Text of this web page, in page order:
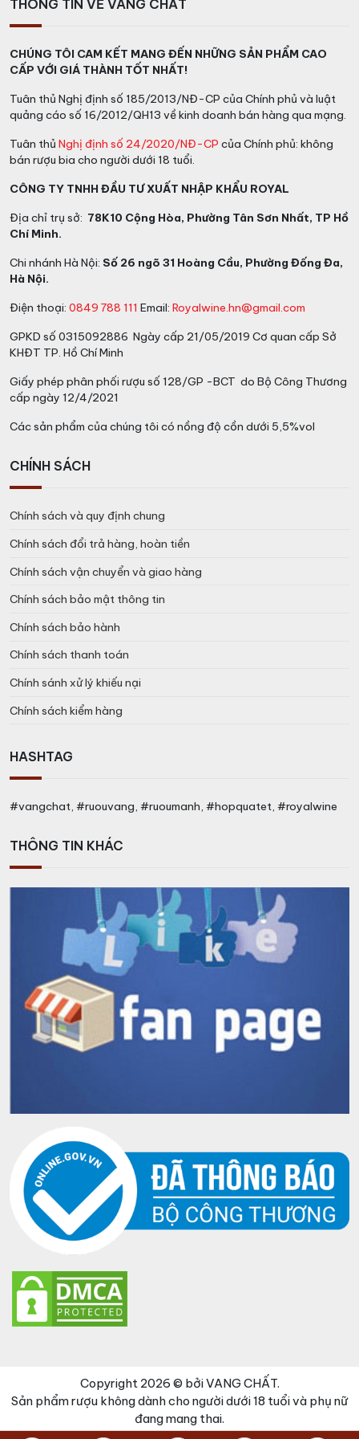
THÔNG TIN VỀ VANG CHẤT
CHÚNG TÔI CAM KẾT MANG ĐẾN NHỮNG SẢN PHẨM CAO
CẤP VỚI GIÁ THÀNH TỐT NHẤT!
Tuân thủ Nghị định số 185/2013/NĐ-CP của Chính phủ và luật
quảng cáo số 16/2012/QH13 về kinh doanh bán hàng qua mạng.
Tuân thủ Nghị định số 24/2020/NĐ-CP của Chính phủ: không
bán rượu bia cho người dưới 18 tuổi.
CÔNG TY TNHH ĐẦU TƯ XUẤT NHẬP KHẨU ROYAL
Địa chỉ trụ sở: 78K10 Cộng Hòa, Phường Tân Sơn Nhất, TP Hồ
Chí Minh.
Chi nhánh Hà Nội: Số 26 ngõ 31 Hoàng Cầu, Phường Đống Đa,
Hà Nội.
Điện thoại: 0849 788 111 Email: Royalwine.hn@gmail.com
GPKD số 0315092886 Ngày cấp 21/05/2019 Cơ quan cấp Sở
KHĐT TP. Hồ Chí Minh
Giấy phép phân phối rượu số 128/GP -BCT do Bộ Công Thương
cấp ngày 12/4/2021
Các sản phẩm của chúng tôi có nồng độ cồn dưới 5,5%vol
CHÍNH SÁCH
Chính sách và quy định chung
Chính sách đổi trả hàng, hoàn tiền
Chính sách vận chuyển và giao hàng
Chính sách bảo mật thông tin
Chính sách bảo hành
Chính sách thanh toán
Chính sánh xử lý khiếu nại
Chính sách kiểm hàng
HASHTAG
#vangchat, #ruouvang, #ruoumanh, #hopquatet, #royalwine
THÔNG TIN KHÁC
Copyright 2026 © bởi VANG CHẤT.
Sản phẩm rượu không dành cho người dưới 18 tuổi và phụ nữ
đang mang thai.